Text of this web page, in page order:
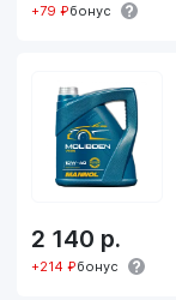
+79 ₽бонус
2 140 р.
+214 ₽бонус